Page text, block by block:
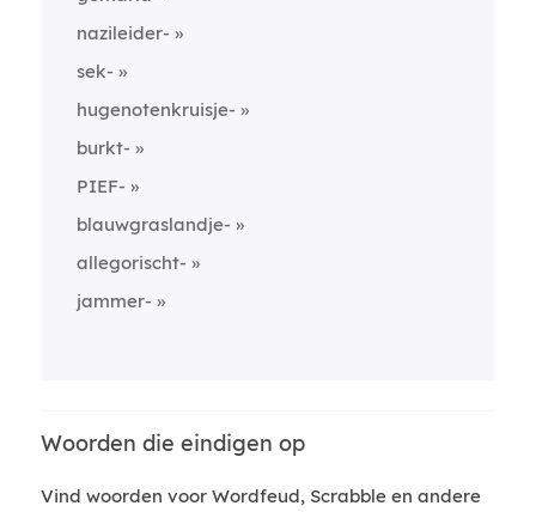
nazileider-
sek-
hugenotenkruisje-
burkt-
PIEF-
blauwgraslandje-
allegorischt-
jammer-
Woorden die eindigen op
Vind woorden voor Wordfeud, Scrabble en andere